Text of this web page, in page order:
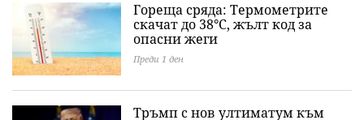
Гореща сряда: Термометрите
скачат до 38°C, жълт код за
опасни жеги
Преди 1 ден
Тръмп с нов ултиматум към